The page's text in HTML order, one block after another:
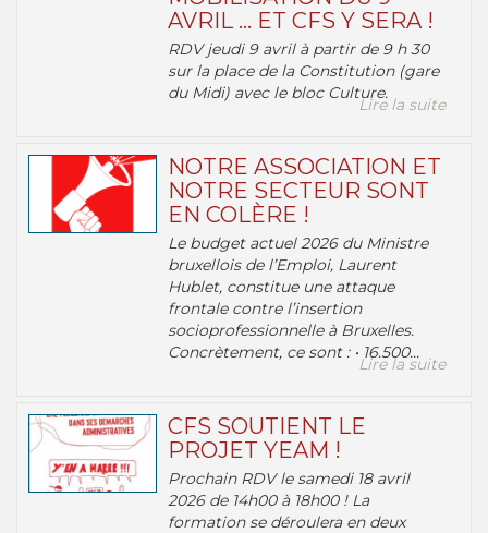
AVRIL … ET CFS Y SERA !
RDV jeudi 9 avril à partir de 9 h 30
sur la place de la Constitution (gare
du Midi) avec le bloc Culture.
Lire la suite
NOTRE ASSOCIATION ET
NOTRE SECTEUR SONT
EN COLÈRE !
Le budget actuel 2026 du Ministre
bruxellois de l’Emploi, Laurent
Hublet, constitue une attaque
frontale contre l’insertion
socioprofessionnelle à Bruxelles.
Concrètement, ce sont : • 16.500...
Lire la suite
CFS SOUTIENT LE
PROJET YEAM !
Prochain RDV le samedi 18 avril
2026 de 14h00 à 18h00 ! La
formation se déroulera en deux